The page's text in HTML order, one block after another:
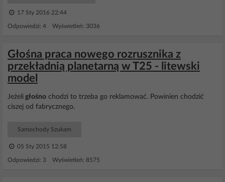
17 Sty 2016 22:44
Odpowiedzi: 4 Wyświetleń: 3036
Głośna praca nowego rozrusznika z
przekładnią planetarną w T25 - litewski
model
Jeżeli głośno chodzi to trzeba go reklamować. Powinien chodzić
ciszej od fabrycznego.
Samochody Szukam
05 Sty 2015 12:58
Odpowiedzi: 3 Wyświetleń: 8575